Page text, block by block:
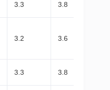
3.3 3.8
3.2 3.6
3.3 3.8